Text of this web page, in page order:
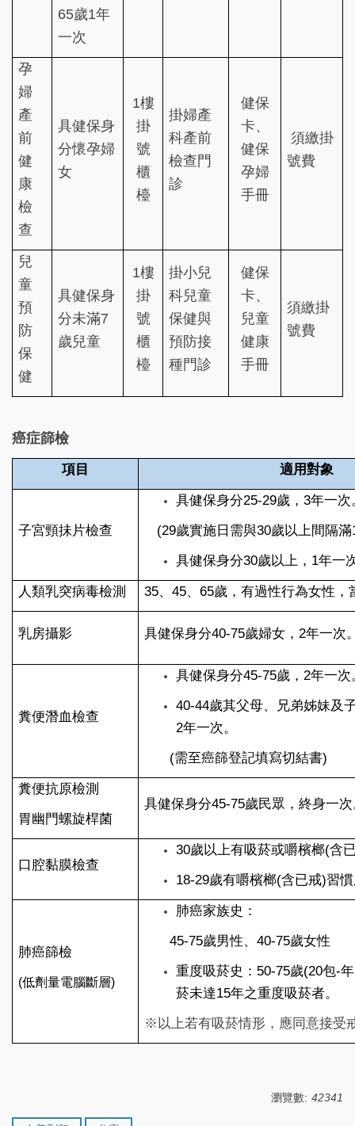
65歲1年
一次
孕
婦
產
前
健
康
檢
查
具健保身
分懷孕婦
女
1樓
掛
號
櫃
檯
掛婦產
科產前
檢查門
診
健保
卡、
健保
孕婦
手冊
須繳掛
號費
兒
童
預
防
保
健
具健保身
分未滿7
歲兒童
1樓
掛
號
櫃
檯
掛小兒
科兒童
保健與
預防接
種門診
健保
卡、
兒童
健康
手冊
須繳掛
號費
癌症篩檢
項目
適用對象
子宮頸抺片檢查
具健保身分25-29歲，3年一次
(29歲實施日需與30歲以上間隔滿
具健保身分30歲以上，1年一
人類乳突病毒檢測
35、45、65歲，有過性行為女性，
乳房攝影 具健保身分40-75歲婦女，2年一次
糞便潛血檢查
具健保身分45-75歲，2年一次
40-44歲其父母、兄弟姊妹及
2年一次。
(需至癌篩登記填寫切結書)
糞便抗原檢測
胃幽門螺旋桿菌
具健保身分45-75歲民眾，終身一
口腔黏膜檢查
30歲以上有吸菸或嚼檳榔(含
18-29歲有嚼檳榔(含已戒)習
肺癌篩檢
(低劑量電腦斷層)
肺癌家族史：
45-75歲男性、40-75歲女性
重度吸菸史：50-75歲(20包-
菸未達15年之重度吸菸者。
※以上若有吸菸情形，應同意接受
瀏覽數: 42341